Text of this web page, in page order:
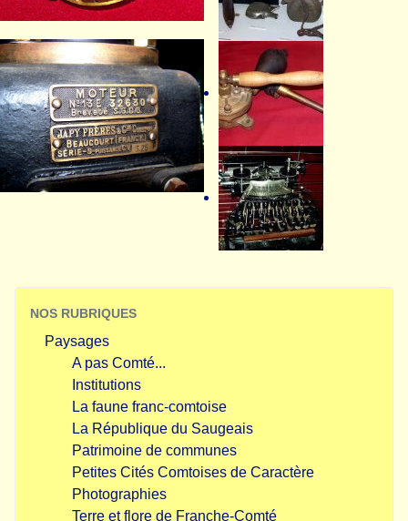
NOS RUBRIQUES
Paysages
A pas Comté...
Institutions
La faune franc-comtoise
La République du Saugeais
Patrimoine de communes
Petites Cités Comtoises de Caractère
Photographies
Terre et flore de Franche-Comté